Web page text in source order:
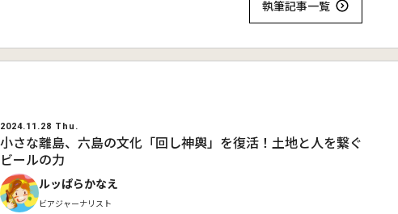
執筆記事一覧
2024.11.28 Thu.
小さな離島、六島の文化「回し神輿」を復活！土地と人を繋ぐ
ビールの力
ルッぱらかなえ
ビアジャーナリスト